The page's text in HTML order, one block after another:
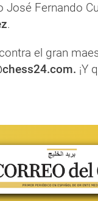
Fernando
.
el gran
¡Y